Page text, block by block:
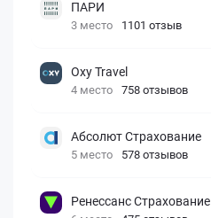
ПАРИ
3 место 1101 отзыв
Oxy Travel
4 место 758 отзывов
Абсолют Страхование
5 место 578 отзывов
Ренессанс Страхование